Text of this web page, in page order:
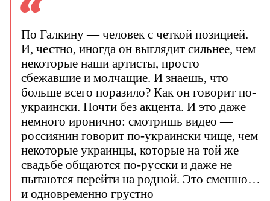
По Галкину — человек с четкой позицией.
И, честно, иногда он выглядит сильнее, чем
некоторые наши артисты, просто
сбежавшие и молчащие. И знаешь, что
больше всего поразило? Как он говорит по-
украински. Почти без акцента. И это даже
немного иронично: смотришь видео —
россиянин говорит по-украински чище, чем
некоторые украинцы, которые на той же
свадьбе общаются по-русски и даже не
пытаются перейти на родной. Это смешно…
и одновременно грустно